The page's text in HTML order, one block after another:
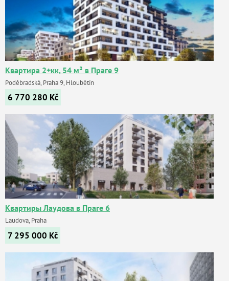
Квартира 2+кк, 54 м² в Праге 9
Poděbradská, Praha 9, Hloubětín
6 770 280 Kč
Квартиры Лаудова в Праге 6
Laudova, Praha
7 295 000 Kč